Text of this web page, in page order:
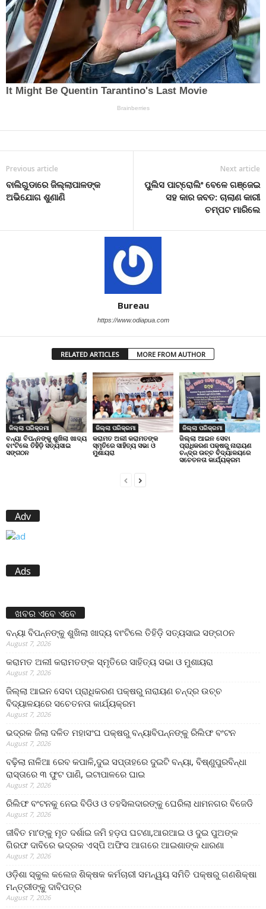
Previous article
ବାଲିଗୁଡାରେ ଜିଲ୍ଲାପାଳଙ୍କ
ଅଭିଯୋଗ ଶୁଣାଣି
Next article
ପୁଲିସ ପାଟ୍ରୋଲିଂ ବେଳେ ଗଞ୍ଜେଇ
ସହ କାର ଜବତ: ଚାଲାଣ କାରୀ
ଚମ୍ପଟ ମାରିଲେ
Bureau
https://www.odiapua.com
RELATED ARTICLES MORE FROM AUTHOR
ଜିଲ୍ଲା ପରିକ୍ରମା
ବନ୍ୟା ବିପନ୍ନଙ୍କୁ ଶୁଖିଲା ଖାଦ୍ୟ
ବାଂଟିଲେ ତିହିଡି଼ ସତ୍ୟସାଇ
ସଙ୍ଗଠନ
ଜିଲ୍ଲା ପରିକ୍ରମା
କରାମତ ଅଲୀ କରାମତଙ୍କ
ସ୍ମୃତିରେ ସାହିତ୍ୟ ସଭା ଓ
ମୁଶାୟରା
ଜିଲ୍ଲା ପରିକ୍ରମା
ଜିଲ୍ଲା ଆଇନ ସେବା
ପ୍ରାଧିକରଣ ପକ୍ଷରୁ ନାରାୟଣ
ଚନ୍ଦ୍ର ଉଚ୍ଚ ବିଦ୍ୟାଳୟରେ
ସଚେତନତା କାର୍ଯ୍ୟକ୍ରମ
Adv
Ads
ଖବର ଏବେ ଏବେ
ବନ୍ୟା ବିପନ୍ନଙ୍କୁ ଶୁଖିଲା ଖାଦ୍ୟ ବାଂଟିଲେ ତିହିଡି଼ ସତ୍ୟସାଇ ସଙ୍ଗଠନ
August 7, 2026
କରାମତ ଅଲୀ କରାମତଙ୍କ ସ୍ମୃତିରେ ସାହିତ୍ୟ ସଭା ଓ ମୁଶାୟରା
August 7, 2026
ଜିଲ୍ଲା ଆଇନ ସେବା ପ୍ରାଧିକରଣ ପକ୍ଷରୁ ନାରାୟଣ ଚନ୍ଦ୍ର ଉଚ୍ଚ
ବିଦ୍ୟାଳୟରେ ସଚେତନତା କାର୍ଯ୍ୟକ୍ରମ
August 7, 2026
ଭଦ୍ରକ ଜିଲା ଦଳିତ ମହାସଂଘ ପକ୍ଷରୁ ବନ୍ୟାବିପନ୍ନଙ୍କୁ ରିଲିଫ ବଂଟନ
August 7, 2026
ବଢ଼ିଲା ନାଳିଆ ରେବ କପାଳି,ଦୁଇ ସପ୍ତାହରେ ଦୁଇଟି ବନ୍ୟା, ବିଷ୍ଣୁପୁରବିନ୍ଧା
ରାସ୍ତାରେ ୩ ଫୁଟ ପାଣି, ଇଟାପାଳରେ ଘାଇ
August 7, 2026
ରିଲିଫ ବଂଟନକୁ ନେଇ ବିଡିଓ ଓ ତହସିଲଦାରଙ୍କୁ ଘେରିଲା ଧାମନଗର ବିଜେଡି
August 7, 2026
ଜୀବିତ ମା’ଙ୍କୁ ମୃତ ଦର୍ଶାଇ ଜମି ହଡ଼ପ ଘଟଣା,ଆରଆଇ ଓ ଦୁଇ ପୁଅଙ୍କ
ଗିରଫ ଦାବିରେ ଭଦ୍ରକ ଏସ୍‌ପି ଅଫିସ ଆଗରେ ଆଇଶାଙ୍କ ଧାରଣା
August 7, 2026
ଓଡ଼ିଶା ସ୍କୁଲ କଲେଜ ଶିକ୍ଷକ କର୍ମଚାରୀ ସମନ୍ୱୟ ସମିତି ପକ୍ଷରୁ ଗଣଶିକ୍ଷା
ମନ୍ତ୍ରୀଙ୍କୁ ଦାବିପତ୍ର
August 7, 2026